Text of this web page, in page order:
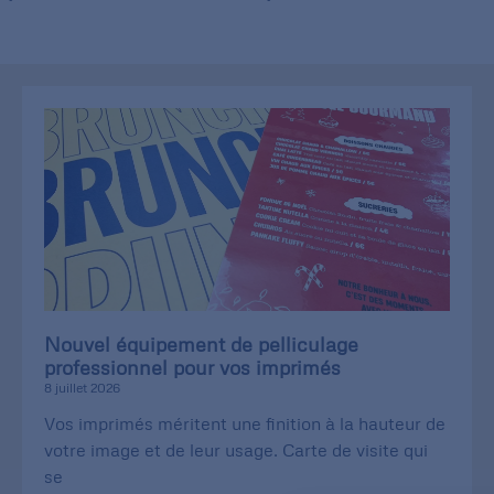
Nouvel équipement de pelliculage
professionnel pour vos imprimés
8 juillet 2026
Vos imprimés méritent une finition à la hauteur de
votre image et de leur usage. Carte de visite qui
se